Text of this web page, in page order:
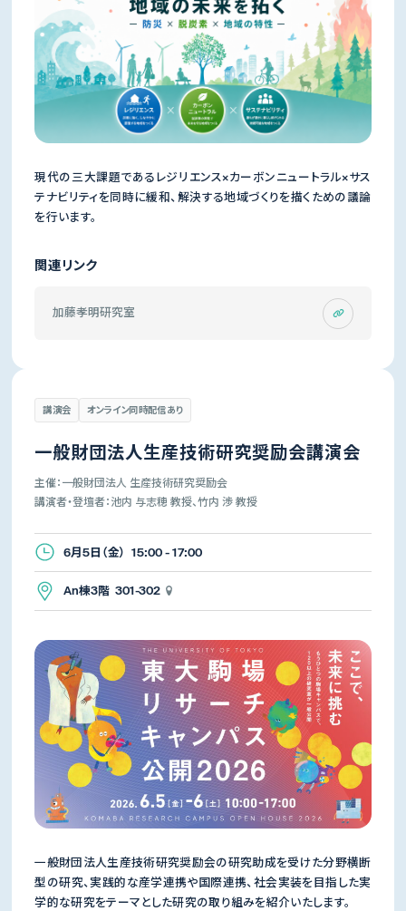
現代の三大課題であるレジリエンス×カーボンニュートラル×サス
テナビリティを同時に緩和、解決する地域づくりを描くための議論
を行います。
関連リンク
加藤孝明研究室
講演会 オンライン同時配信あり
一般財団法人生産技術研究奨励会講演会
主催：一般財団法人 生産技術研究奨励会
講演者・登壇者：池内 与志穂 教授、竹内 渉 教授
6月5日（金） 15:00 - 17:00
An棟3階 301-302
一般財団法人生産技術研究奨励会の研究助成を受けた分野横断
型の研究、実践的な産学連携や国際連携、社会実装を目指した実
学的な研究をテーマとした研究の取り組みを紹介いたします。